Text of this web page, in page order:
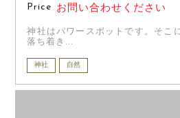
Price お問い合わせください
神社はパワースポットです。そこ
落ち着き...
神社 自然